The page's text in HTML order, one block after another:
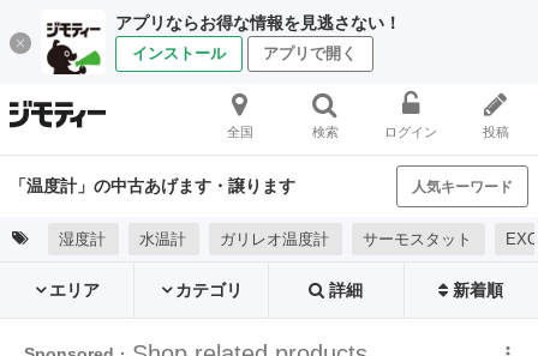
アプリならお得な情報を見逃さない！
インストール アプリで開く
全国 検索 ログイン 投稿
「温度計」の中古あげます・譲ります 人気キーワード
湿度計 水温計 ガリレオ温度計 サーモスタット
エリア カテゴリ 詳細 新着順